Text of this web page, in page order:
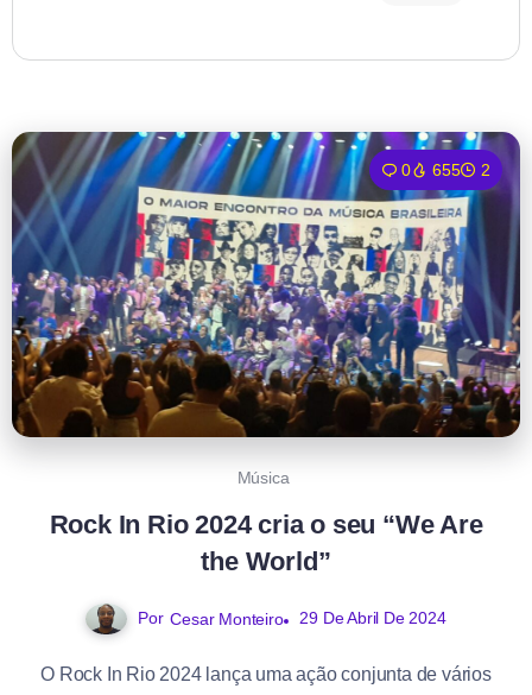
0 655 2
Música
Rock In Rio 2024 cria o seu “We Are
the World”
Por Cesar Monteiro 29 De Abril De 2024
O Rock In Rio 2024 lança uma ação conjunta de vários